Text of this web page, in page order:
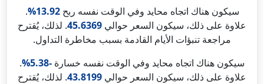
سيكون هناك اتجاه محايد وفي الوقت نفسه ربح13.92%
.
علاوة على ذلك، سيكون السعر حوالي 45.6369. لذلك، يُقترح
مراجعة تنبؤات الأيام القادمة بسبب مخاطرة التداول.
سيكون هناك اتجاه محايد وفي الوقت نفسه خسارة -5.38%
.
علاوة على ذلك، سيكون السعر حوالي 43.8199. لذلك، يُقترح